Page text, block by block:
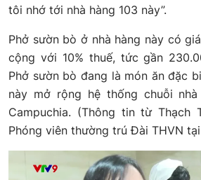
tôi nhớ tới nhà hàng 103 này”.
Phở sườn bò ở nhà hàng này có
cộng với 10% thuế, tức gần
Phở sườn bò đang là món ăn đặc
này mở rộng hệ thống chuỗi
Campuchia. (Thông tin từ Thạch
Phóng viên thường trú Đài THVN